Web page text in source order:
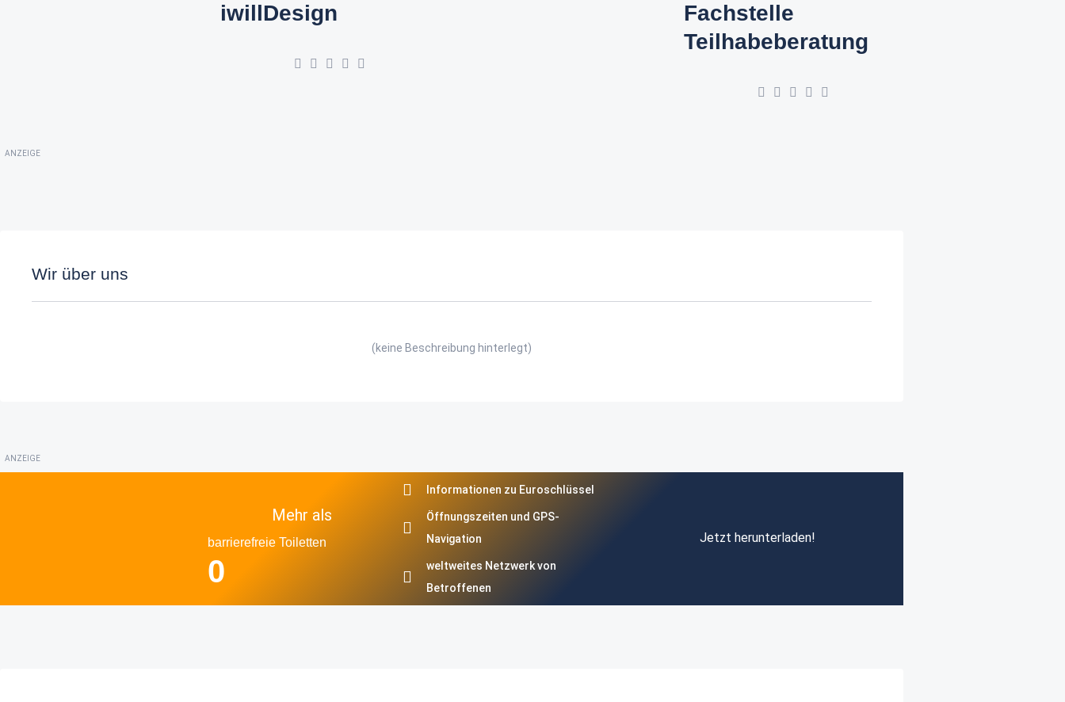
iwillDesign
Fachstelle
Teilhabeberatung
ANZEIGE
Wir über uns
(keine Beschreibung hinterlegt)
ANZEIGE
Mehr als
barrierefreie Toiletten
0
Informationen zu Euroschlüssel
Öffnungszeiten und GPS-
Navigation
weltweites Netzwerk von
Betroffenen
Jetzt herunterladen!